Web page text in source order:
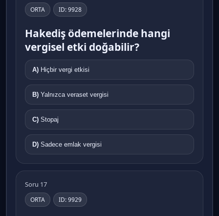
ORTA ID: 9928
Hakediş ödemelerinde hangi
vergisel etki doğabilir?
A) Hiçbir vergi etkisi
B) Yalnızca veraset vergisi
C) Stopaj
D) Sadece emlak vergisi
Soru 17
ORTA ID: 9929